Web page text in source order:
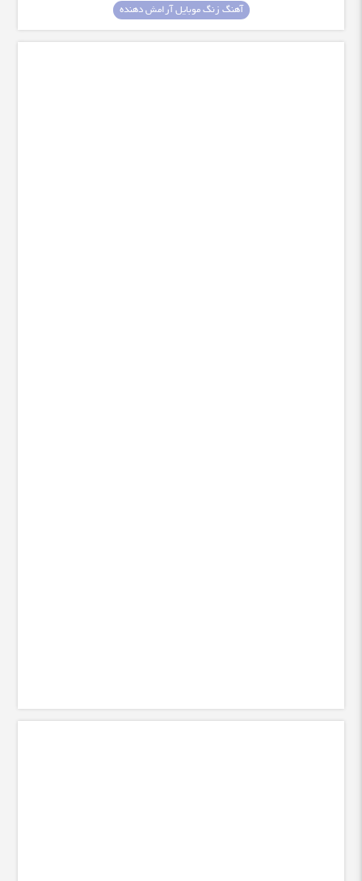
آهنگ زنگ موبایل آرامش دهنده